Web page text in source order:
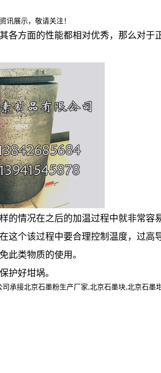
讯展示，敬请关注！
各方面的性能都相对优秀，那么对于
情况在之后的加温过程中就非常
个该过程中要合理控制温度，过
此类物质的使用。
护好坩埚。
承接北京石墨粉生产厂家,北京石墨块,北京石墨